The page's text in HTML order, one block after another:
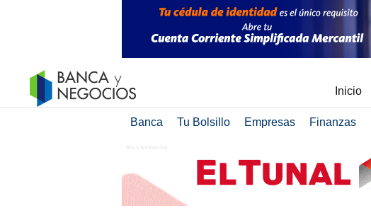
Inicio
Banca Tu Bolsillo Empresas Finanzas